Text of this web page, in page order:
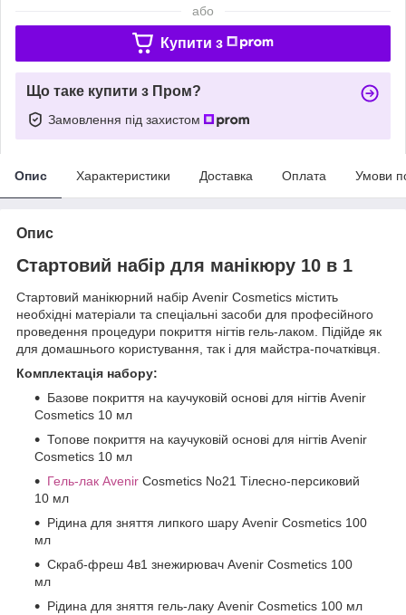
або
Купити з
Що таке купити з Пром?
Замовлення під захистом
Опис Характеристики Доставка Оплата Умови
Опис
Стартовий набір для манікюру 10 в 1
Стартовий манікюрний набір Avenir Cosmetics містить
необхідні матеріали та спеціальні засоби для професійного
проведення процедури покриття нігтів гель-лаком. Підійде як
для домашнього користування, так і для майстра-початківця.
Комплектація набору:
Базове покриття на каучуковій основі для нігтів Avenir
Cosmetics 10 мл
Топове покриття на каучуковій основі для нігтів Avenir
Cosmetics 10 мл
Гель-лак Avenir Cosmetics No21 Тілесно-персиковий
10 мл
Рідина для зняття липкого шару Avenir Cosmetics 100
мл
Скраб-фреш 4в1 знежирювач Avenir Cosmetics 100
мл
Рідина для зняття гель-лаку Avenir Cosmetics 100 мл